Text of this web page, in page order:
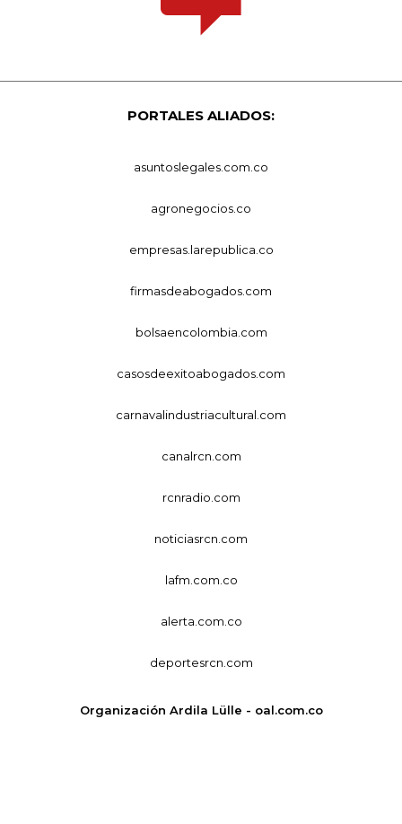
PORTALES ALIADOS:
asuntoslegales.com.co
agronegocios.co
empresas.larepublica.co
firmasdeabogados.com
bolsaencolombia.com
casosdeexitoabogados.com
carnavalindustriacultural.com
canalrcn.com
rcnradio.com
noticiasrcn.com
lafm.com.co
alerta.com.co
deportesrcn.com
Organización Ardila Lülle - oal.com.co